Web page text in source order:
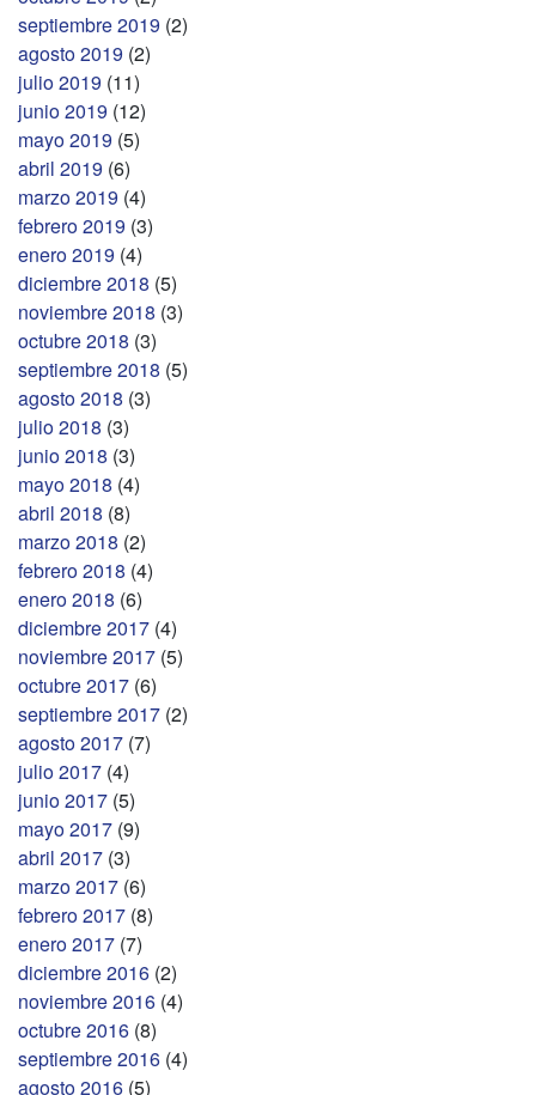
septiembre 2019 (2)
agosto 2019 (2)
julio 2019 (11)
junio 2019 (12)
mayo 2019 (5)
abril 2019 (6)
marzo 2019 (4)
febrero 2019 (3)
enero 2019 (4)
diciembre 2018 (5)
noviembre 2018 (3)
octubre 2018 (3)
septiembre 2018 (5)
agosto 2018 (3)
julio 2018 (3)
junio 2018 (3)
mayo 2018 (4)
abril 2018 (8)
marzo 2018 (2)
febrero 2018 (4)
enero 2018 (6)
diciembre 2017 (4)
noviembre 2017 (5)
octubre 2017 (6)
septiembre 2017 (2)
agosto 2017 (7)
julio 2017 (4)
junio 2017 (5)
mayo 2017 (9)
abril 2017 (3)
marzo 2017 (6)
febrero 2017 (8)
enero 2017 (7)
diciembre 2016 (2)
noviembre 2016 (4)
octubre 2016 (8)
septiembre 2016 (4)
agosto 2016 (5)